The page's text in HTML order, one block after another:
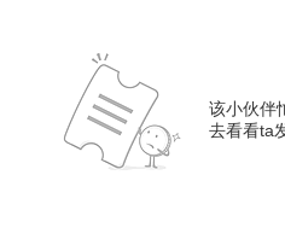
该小伙伴
去看看ta